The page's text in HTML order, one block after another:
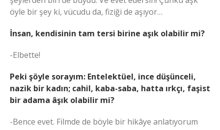
öyle bir şey ki, vücudu da, fiziği de aşıyor…
İnsan, kendisinin tam tersi birine aşık olabilir mi?
-Elbette!
Peki şöyle sorayım: Entelektüel, ince düşünceli,
nazik bir kadın; cahil, kaba-saba, hatta ırkçı, faşist
bir adama âşık olabilir mi?
-Bence evet. Filmde de böyle bir hikâye anlatıyorum